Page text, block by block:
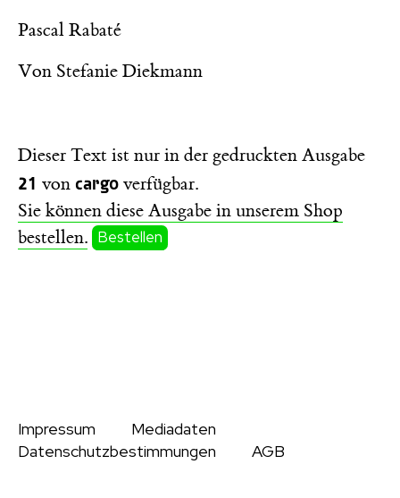
Pascal Rabaté
Von Stefanie Diekmann
Dieser Text ist nur in der gedruckten Ausgabe
21 von cargo verfügbar.
Sie können diese Ausgabe in unserem Shop
bestellen. Bestellen
Impressum
Mediadaten
Datenschutzbestimmungen
AGB